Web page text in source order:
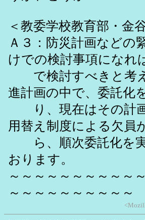
＜教委学校教育部・金
Ａ３：防災計画などの
けでの検討事項になれ
で検討すべきと考え
進計画の中で、委託化
り、現在はその計画
用替え制度による欠員
ら、順次委託化を実
おります。
～～～～～～～～～～
～～～～～～～～～～